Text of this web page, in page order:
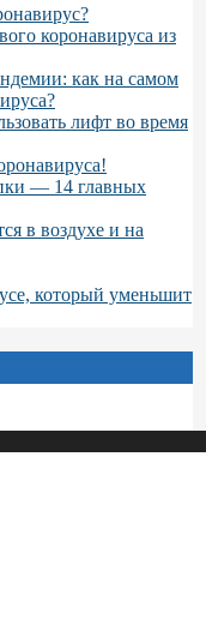
коронавируса из
как на самом
лифт во время
— 14 главных
в воздухе и на
который уменьшит